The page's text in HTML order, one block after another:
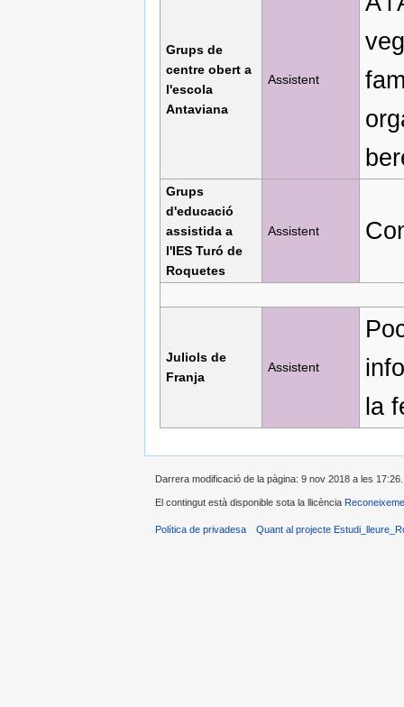
Grups de
centre obert a
l'escola
Antaviana
Assistent
Grups
d'educació
assistida a
l'IES Turó de
Roquetes
Assistent
Juliols de
Franja
Assistent
la
Darrera modificació de la pàgina: 9 nov 2018 a les 17:26.
El contingut està disponible sota la llicència
Política de privadesa Quant al projecte